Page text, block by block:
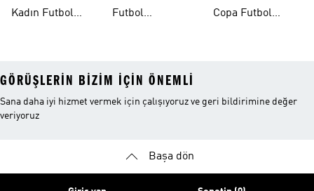
Kadın Futbol
Futbol
Copa Futbol
GÖRÜŞLERIN BIZIM IÇIN ÖNEMLI
Sana daha iyi hizmet vermek için çalışıyoruz ve geri bildirimine değer
veriyoruz
Başa dön